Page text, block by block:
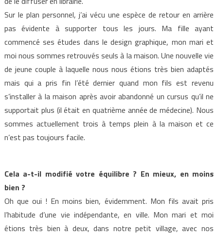
Sur le plan personnel, j’ai vécu une espèce de retour en arrière
pas évidente à supporter tous les jours. Ma fille ayant
commencé ses études dans le design graphique, mon mari et
moi nous sommes retrouvés seuls à la maison. Une nouvelle vie
de jeune couple à laquelle nous nous étions très bien adaptés
mais qui a pris fin l’été dernier quand mon fils est revenu
s’installer à la maison après avoir abandonné un cursus qu’il ne
supportait plus (il était en quatrième année de médecine). Nous
sommes actuellement trois à temps plein à la maison et ce
n’est pas toujours facile.
Cela a-t-il modifié votre équilibre ? En mieux, en moins
bien ?
Oh que oui ! En moins bien, évidemment. Mon fils avait pris
l’habitude d’une vie indépendante, en ville. Mon mari et moi
étions très bien à deux, dans notre petit village, avec nos